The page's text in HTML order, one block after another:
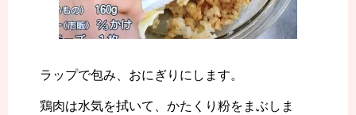
ラップで包み、おにぎりにします。
鶏肉は水気を拭いて、かたくり粉をまぶしま